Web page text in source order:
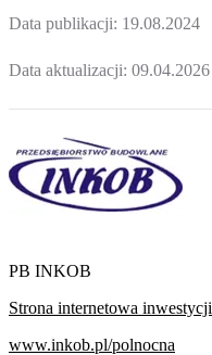
Data publikacji: 19.08.2024
Data aktualizacji: 09.04.2026
PB INKOB
Strona internetowa inwestycji
www.inkob.pl/polnocna